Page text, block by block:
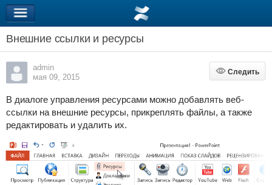
Внешние ссылки и ресурсы
admin
мая 09, 2015
Следить
Следить
В диалоге управления ресурсами можно добавлять веб-
ссылки на внешние ресурсы, прикреплять файлы, а также
редактировать и удалить их.